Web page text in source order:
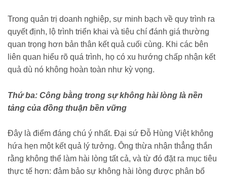
Trong quản trị doanh nghiệp, sự minh bạch về quy trình ra
quyết định, lộ trình triển khai và tiêu chí đánh giá thường
quan trọng hơn bản thân kết quả cuối cùng. Khi các bên
liên quan hiểu rõ quá trình, họ có xu hướng chấp nhận kết
quả dù nó không hoàn toàn như kỳ vọng.
Thứ ba: Công bằng trong sự không hài lòng là nền
tảng của đồng thuận bền vững
Đây là điểm đáng chú ý nhất. Đại sứ Đỗ Hùng Việt không
hứa hẹn một kết quả lý tưởng. Ông thừa nhận thẳng thắn
rằng không thể làm hài lòng tất cả, và từ đó đặt ra mục tiêu
thực tế hơn: đảm bảo sự không hài lòng được phân bổ